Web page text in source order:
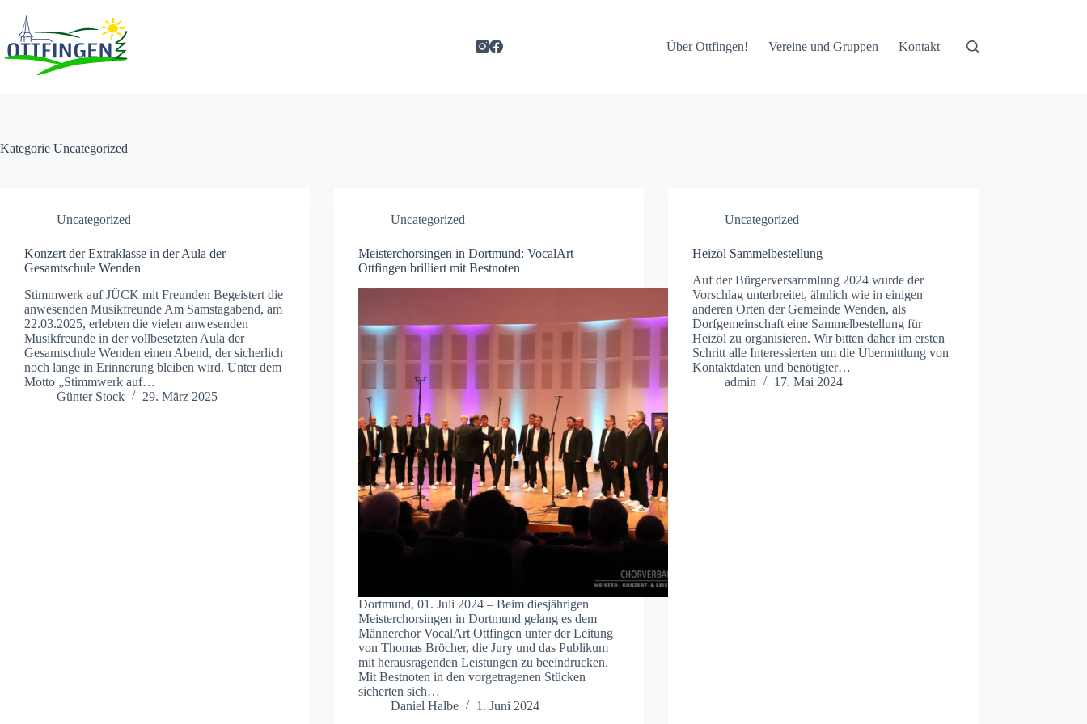
Inhalt
springen
Über Ottfingen! Vereine und Gruppen Kontakt
Kategorie Uncategorized
Uncategorized
Konzert der Extraklasse in der Aula der
Gesamtschule Wenden
Stimmwerk auf JÜCK mit Freunden Begeistert die
anwesenden Musikfreunde Am Samstagabend, am
22.03.2025, erlebten die vielen anwesenden
Musikfreunde in der vollbesetzten Aula der
Gesamtschule Wenden einen Abend, der sicherlich
noch lange in Erinnerung bleiben wird. Unter dem
Motto „Stimmwerk auf…
Günter Stock
29. März 2025
Uncategorized
Meisterchorsingen in Dortmund: VocalArt
Ottfingen brilliert mit Bestnoten
Dortmund, 01. Juli 2024 – Beim diesjährigen
Meisterchorsingen in Dortmund gelang es dem
Männerchor VocalArt Ottfingen unter der Leitung
von Thomas Bröcher, die Jury und das Publikum
mit herausragenden Leistungen zu beeindrucken.
Mit Bestnoten in den vorgetragenen Stücken
sicherten sich…
Daniel Halbe
1. Juni 2024
Uncategorized
Heizöl Sammelbestellung
Auf der Bürgerversammlung 2024 wurde der
Vorschlag unterbreitet, ähnlich wie in einigen
anderen Orten der Gemeinde Wenden, als
Dorfgemeinschaft eine Sammelbestellung für
Heizöl zu organisieren. Wir bitten daher im ersten
Schritt alle Interessierten um die Übermittlung von
Kontaktdaten und benötigter…
admin
17. Mai 2024